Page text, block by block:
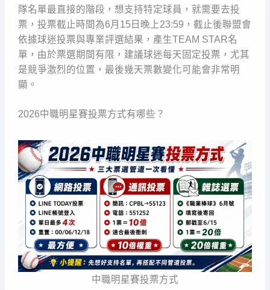
隊名單最直接的階段，想支持特定球員，就需要去投
票，投票截止時間為6月15日晚上23:59，截止後聯盟會
依據球迷投票與專業評選結果，產生TEAM STAR名
單，由於票選期間有限，建議球迷每天固定投票，尤其
是競爭激烈的位置，最後幾天票數變化可能會非常明
顯。
2026中職明星賽投票方式有哪些？
中職明星賽投票方式